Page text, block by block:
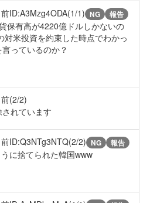
ID:A3Mzg4ODA(1/1) NG 報告
保有高が4220億ドルしかないの
対米投資を約束した時点でわかっ
っているのか？
(2/2)
れています
ID:Q3NTg3NTQ(2/2) NG 報告
に捨てられた韓国www